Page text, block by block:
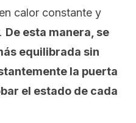
calor constante y
De esta manera, se
equilibrada sin
la puerta
el estado de cada